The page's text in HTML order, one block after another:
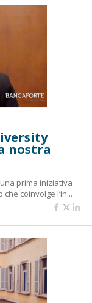
nostra
prima iniziativa
coinvolge l’in...